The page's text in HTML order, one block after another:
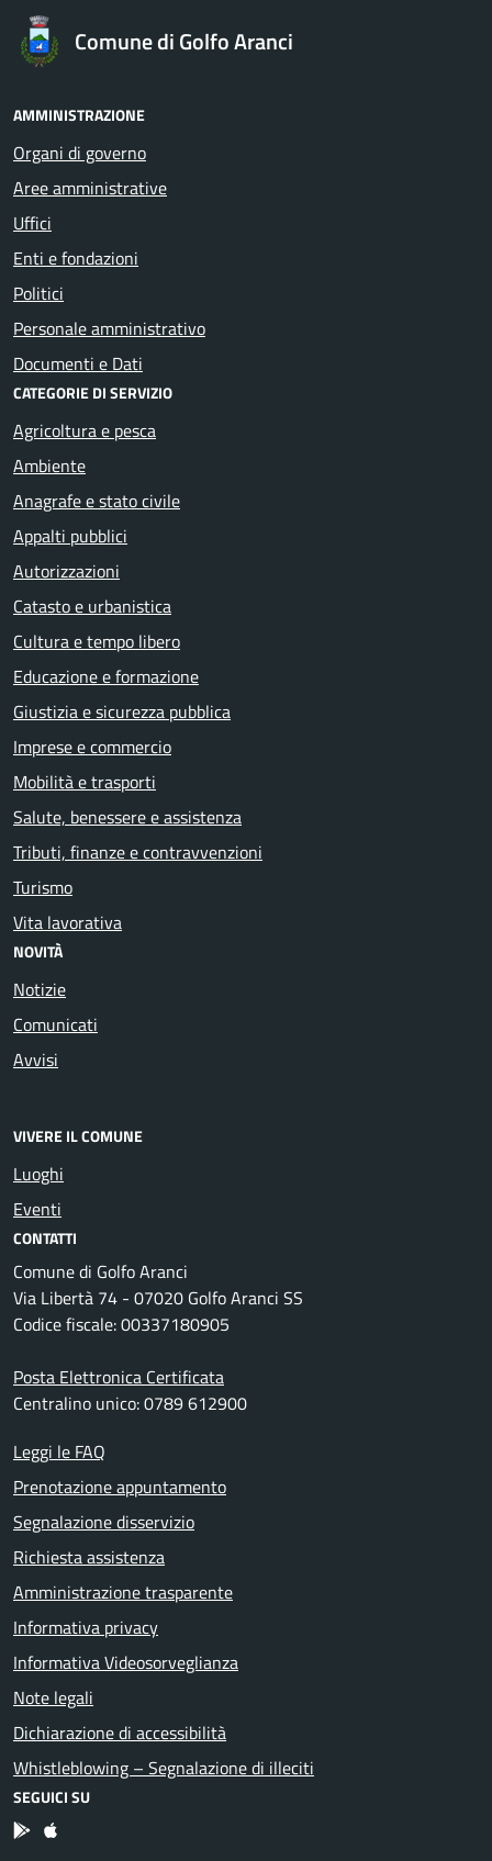
Comune di Golfo Aranci
AMMINISTRAZIONE
Organi di governo
Aree amministrative
Uffici
Enti e fondazioni
Politici
Personale amministrativo
Documenti e Dati
CATEGORIE DI SERVIZIO
Agricoltura e pesca
Ambiente
Anagrafe e stato civile
Appalti pubblici
Autorizzazioni
Catasto e urbanistica
Cultura e tempo libero
Educazione e formazione
Giustizia e sicurezza pubblica
Imprese e commercio
Mobilità e trasporti
Salute, benessere e assistenza
Tributi, finanze e contravvenzioni
Turismo
Vita lavorativa
NOVITÀ
Notizie
Comunicati
Avvisi
VIVERE IL COMUNE
Luoghi
Eventi
CONTATTI
Comune di Golfo Aranci
Via Libertà 74 - 07020 Golfo Aranci SS
Codice fiscale: 00337180905
Posta Elettronica Certificata
Centralino unico: 0789 612900
Leggi le FAQ
Prenotazione appuntamento
Segnalazione disservizio
Richiesta assistenza
Amministrazione trasparente
Informativa privacy
Informativa Videosorveglianza
Note legali
Dichiarazione di accessibilità
Whistleblowing – Segnalazione di illeciti
SEGUICI SU
App Android
App IOS